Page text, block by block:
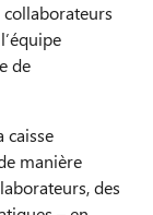
collaborateurs
de
caisse
manière
des